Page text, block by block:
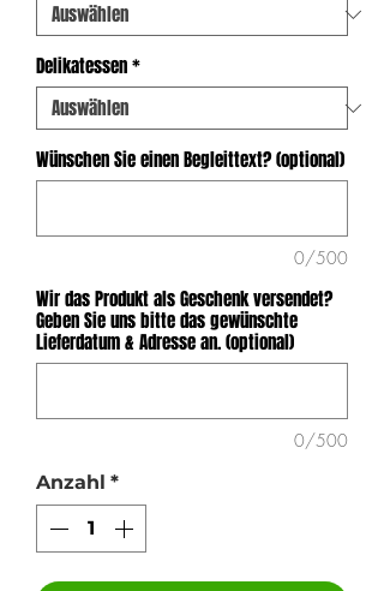
Delikatessen*
Wünschen Sie einen Begleittext? (optional)
0/500
Wir das Produkt als Geschenk versendet?
Geben Sie uns bitte das gewünschte
Lieferdatum & Adresse an. (optional)
0/500
Anzahl *